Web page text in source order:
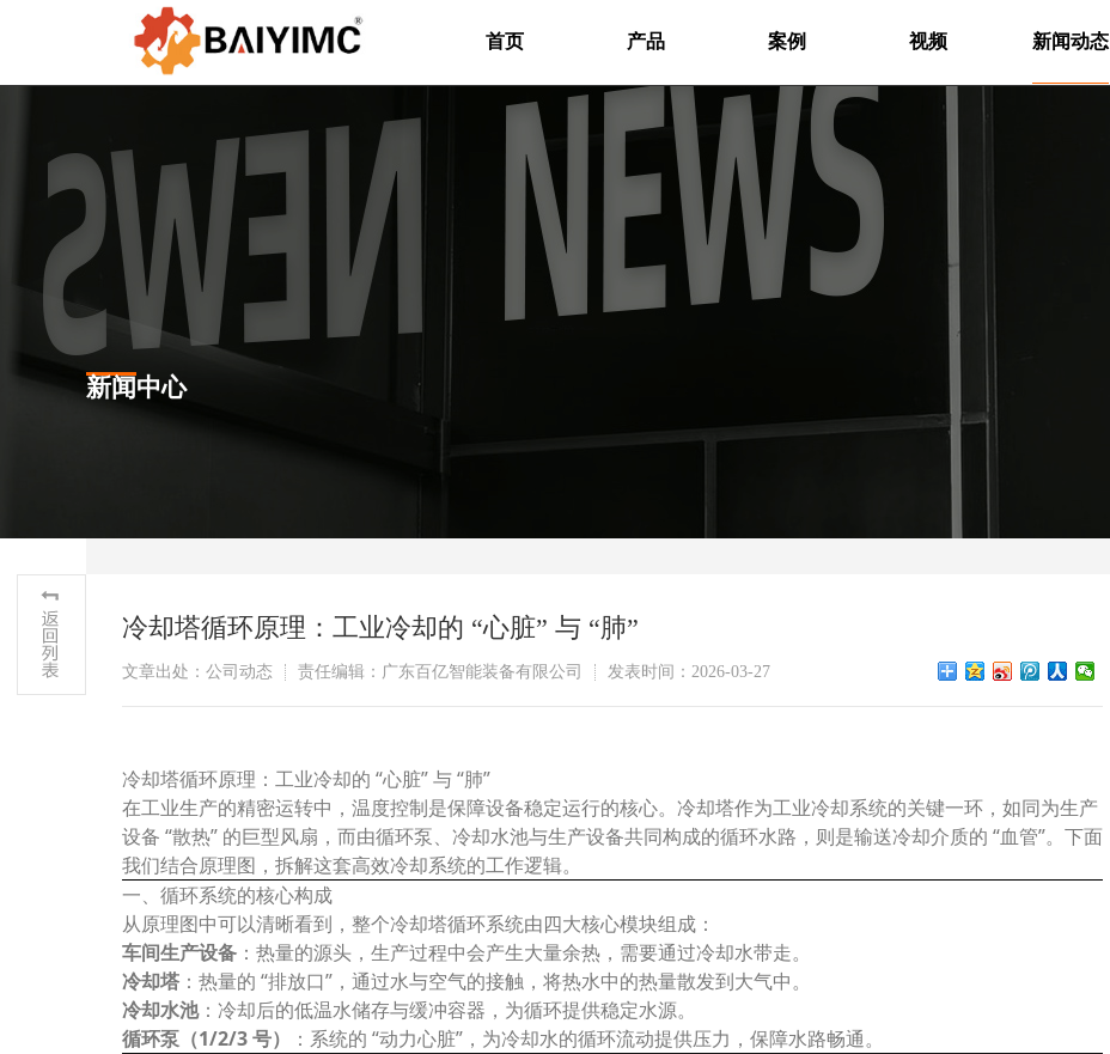
首页 产品 案例 视频 新闻动态
新闻中心
冷却塔循环原理：工业冷却的 “心脏” 与 “肺”
文章出处：公司动态 责任编辑：广东百亿智能装备有限公司 发表时间：2026-03-27
冷却塔循环原理：工业冷却的 “心脏” 与 “肺”
在工业生产的精密运转中，温度控制是保障设备稳定运行的核心。冷却塔作为工业冷却系统的关键一环，如同为生产
设备 “散热” 的巨型风扇，而由循环泵、冷却水池与生产设备共同构成的循环水路，则是输送冷却介质的 “血管”。下面
我们结合原理图，拆解这套高效冷却系统的工作逻辑。
一、循环系统的核心构成
从原理图中可以清晰看到，整个冷却塔循环系统由四大核心模块组成：
车间生产设备 ：热量的源头，生产过程中会产生大量余热，需要通过冷却水带走。
冷却塔 ：热量的 “排放口”，通过水与空气的接触，将热水中的热量散发到大气中。
冷却水池：冷却后的低温水储存与缓冲容器，为循环提供稳定水源。
循环泵（1/2/3 号）
：系统的 “动力心脏”，为冷却水的循环流动提供压力，保障水路畅通。